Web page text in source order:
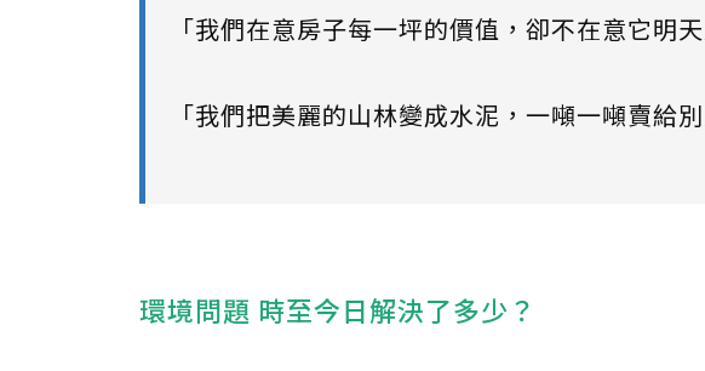
「我們在意房子每一坪的價值，卻不在意它明天
「我們把美麗的山林變成水泥，一噸一噸賣給
環境問題 時至今日解決了多少？